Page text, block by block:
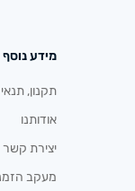
מידע נוסף
תקנון,
אודותנו
יצירת קשר
מעקב